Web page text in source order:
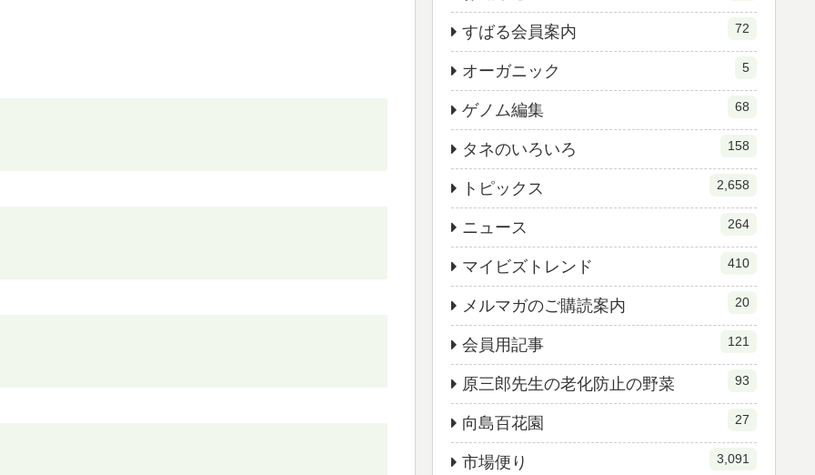
すばる会員案内 72
オーガニック 5
ゲノム編集 68
タネのいろいろ 158
トピックス 2,658
ニュース 264
マイビズトレンド 410
メルマガのご購読案内 20
会員用記事 121
原三郎先生の老化防止の野菜 93
向島百花園 27
市場便り 3,091